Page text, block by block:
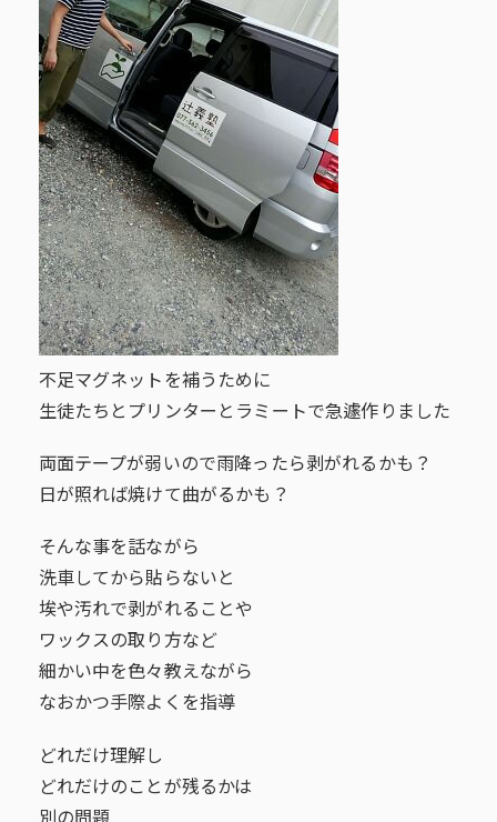
不足マグネットを補うために
生徒たちとプリンターとラミートで急遽作りました
両面テープが弱いので雨降ったら剥がれるかも？
日が照れば焼けて曲がるかも？
そんな事を話ながら
洗車してから貼らないと
埃や汚れで剥がれることや
ワックスの取り方など
細かい中を色々教えながら
なおかつ手際よくを指導
どれだけ理解し
どれだけのことが残るかは
別の問題